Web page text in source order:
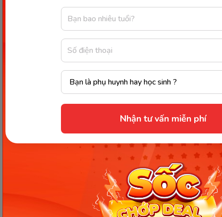
Nhận tư vấn miễn phí
thể rất lớn. Các hợp chất ion đều khá rắn, khó bay
hơi và khó nóng chảy.
Trên đây là những thông tin tổng hợp chi tiết về
tinh thể nguyên tử
chuẩn SGK Hóa học (NXB Giáo dục Việt Nam) để
bạn đọc tham khảo. Theo dõi chuyên mục
thức mới hữu ích và thú vị từ Monkey bạn nhé!
Chúc các bạn học tập tốt và đạt kết quả cao trong
học tập!
Chia sẻ ngay